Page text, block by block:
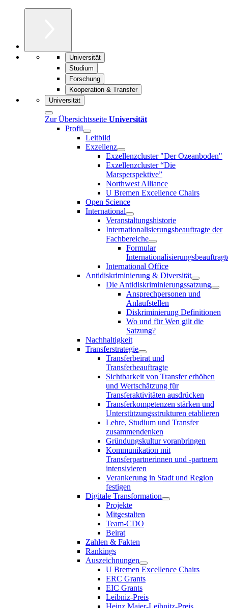
Universität
Studium
Forschung
Kooperation & Transfer
Universität
Zur Übersichtsseite Universität
Profil
Leitbild
Exzellenz
Exzellenzcluster "Der Ozeanboden"
Exzellenzcluster “Die
Marsperspektive”
Northwest Alliance
U Bremen Excellence Chairs
Open Science
International
Veranstaltungshistorie
Internationalisierungsbeauftragte der
Fachbereiche
Formular
International Office
Antidiskriminierung & Diversität
Die Antidiskriminierungssatzung
Ansprechpersonen und
Anlaufstellen
Diskriminierung Definitionen
Wo und für Wen gilt die
Satzung?
Nachhaltigkeit
Transferstrategie
Transferbeirat und
Transferbeauftragte
Sichtbarkeit von Transfer erhöhen
und Wertschätzung für
Transferaktivitäten ausdrücken
Transferkompetenzen stärken und
Unterstützungsstrukturen etablieren
Lehre, Studium und Transfer
zusammendenken
Gründungskultur voranbringen
Kommunikation mit
Transferpartnerinnen und -partnern
intensivieren
Verankerung in Stadt und Region
festigen
Digitale Transformation
Projekte
Mitgestalten
Team-CDO
Beirat
Zahlen & Fakten
Rankings
Auszeichnungen
U Bremen Excellence Chairs
ERC Grants
EIC Grants
Leibniz-Preis
Heinz Maier-Leibnitz-Preis